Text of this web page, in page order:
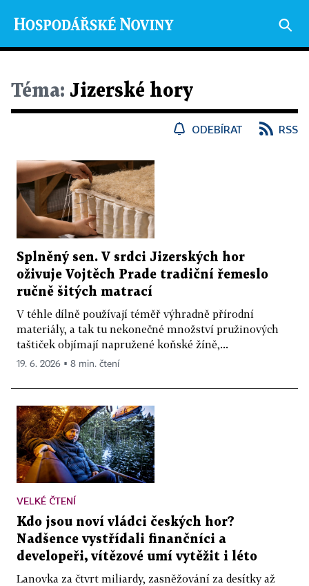
Téma: Jizerské hory
ODEBÍRAT RSS
Splněný sen. V srdci Jizerských hor
oživuje Vojtěch Prade tradiční řemeslo
ručně šitých matrací
V téhle dílně používají téměř výhradně přírodní
materiály, a tak tu nekonečné množství pružinových
taštiček objímají napružené koňské žíně,...
19. 6. 2026 ▪ 8 min. čtení
VELKÉ ČTENÍ
Kdo jsou noví vládci českých hor?
Nadšence vystřídali finančníci a
developeři, vítězové umí vytěžit i léto
Lanovka za čtvrt miliardy, zasněžování za desítky až